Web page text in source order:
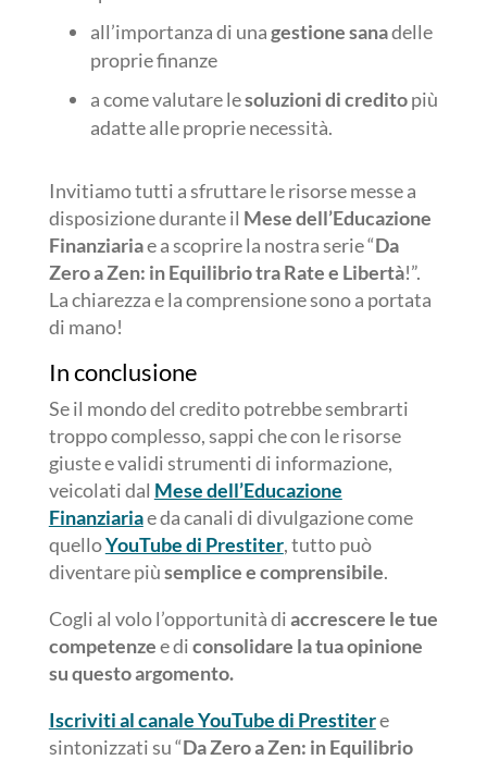
all’importanza di unagestione sanadelle
proprie finanze
a come valutare lesoluzioni di creditopiù
adatte alle proprie necessità.
Invitiamo tutti a sfruttare le risorse messe a
disposizione durante il Mese dell’Educazione
Finanziariae a scoprire la nostra serie “Da
Zero a Zen: in Equilibrio tra Rate e Libertà!”.
La chiarezza e la comprensione sono a portata
di mano!
In conclusione
Se il mondo del credito potrebbe sembrarti
troppo complesso, sappi che con le risorse
giuste e validi strumenti di informazione,
veicolati dal Mese dell’Educazione
Finanziariae da canali di divulgazione come
quelloYouTube di Prestiter, tutto può
diventare piùsemplice e comprensibile.
Cogli al volo l’opportunità diaccrescere le tue
competenzee diconsolidare la tua opinione
su questo argomento.
Iscriviti al canale YouTube di Prestitere
sintonizzati su “Da Zero a Zen: in Equilibrio